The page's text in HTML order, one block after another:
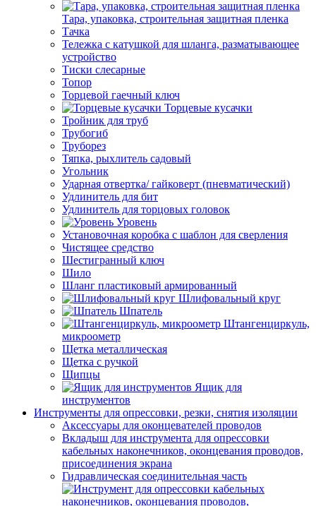
Тара, упаковка, строительная защитная пленка
Тачка
Тележка с катушкой для шланга, разматывающее
устройство
Тиски слесарные
Топор
Торцевой гаечный ключ
Торцевые кусачки
Тройник для труб
Трубогиб
Труборез
Тяпка, рыхлитель садовый
Угольник
Ударная отвертка/ гайковерт (пневматический)
Удлинитель для бит
Удлинитель для торцовых головок
Уровень
Установочная коробка с шаблон для сверления
Чистящее средство
Шестигранный ключ
Шило
Шланг пластиковый армированный
Шлифовальный круг
Шпатель
Штангенциркуль,
микроометр
Щетка металлическая
Щетка с ручкой
Щипцы
Ящик для
инструментов
Инструменты для опрессовки, резки, снятия изоляции
Аксессуары для оконцевателей проводов
Вкладыш для инструмента для опрессовки
кабельных наконечников, оконцевания проводов,
присоединения экрана
Гидравлическая соединительная часть